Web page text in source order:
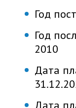
Год
Год
2010
Дата
Дата